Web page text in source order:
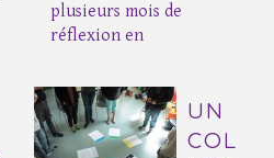
plusieurs mois de
réflexion en
UN
COL